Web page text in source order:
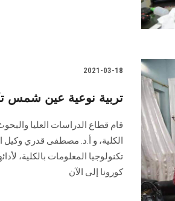
2021-03-18
تربية نوعية عين شمس
قام قطاع الدراسات العليا
الكلية، و أ.د. مصطفى قدري وكيل
تكنولوجيا المعلومات بالكلية،
كورونا إلى الآن